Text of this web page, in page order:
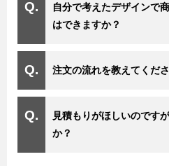
自分で考えたデザインで
はできますか？
注文の流れを教えてくださ
見積もりがほしいのです
か？